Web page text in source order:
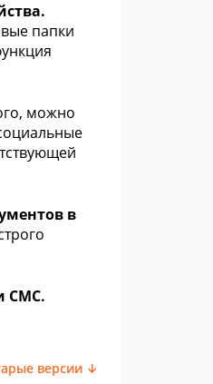
папки
можно
в
СМС.
версии ↓